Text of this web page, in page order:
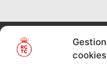
cookies
© REAL CLUB DE
TENIS
CABEZARRUBIA